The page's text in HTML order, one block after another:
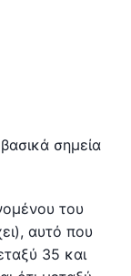
σημεία
του
αυτό που
35 και